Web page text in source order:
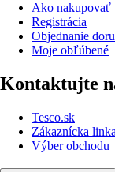
Ako nakupovať
Registrácia
Objednanie
Moje obľúbené
Kontaktujte
Tesco.sk
Zákaznícka
Výber obchodu